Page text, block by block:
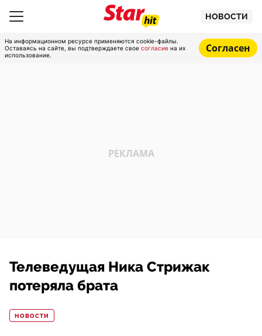
НОВОСТИ
На информационном ресурсе применяются cookie-файлы.
Оставаясь на сайте, вы подтверждаете свое согласие на их
использование.
Согласен
Телеведущая Ника Стрижак
потеряла брата
НОВОСТИ